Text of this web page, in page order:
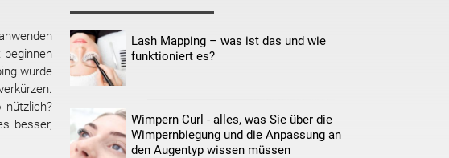
wurde
besser,
Lash Mapping – was ist das und wie
funktioniert es?
Wimpern Curl - alles, was Sie über die
Wimpernbiegung und die Anpassung an
den Augentyp wissen müssen